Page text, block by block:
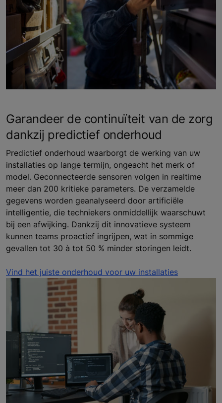
Garandeer de continuïteit van de zorg
dankzij predictief onderhoud
Predictief onderhoud waarborgt de werking van uw
installaties op lange termijn, ongeacht het merk of
model. Geconnecteerde sensoren volgen in realtime
meer dan 200 kritieke parameters. De verzamelde
gegevens worden geanalyseerd door artificiële
intelligentie, die techniekers onmiddellijk waarschuwt
bij een afwijking. Dankzij dit innovatieve systeem
kunnen teams proactief ingrijpen, wat in sommige
gevallen tot 30 à tot 50 % minder storingen leidt.
Vind het juiste onderhoud voor uw installaties